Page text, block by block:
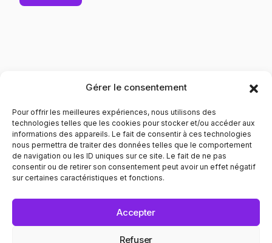
Gérer le consentement
Pour offrir les meilleures expériences, nous utilisons des
technologies telles que les cookies pour stocker et/ou accéder aux
informations des appareils. Le fait de consentir à ces technologies
nous permettra de traiter des données telles que le comportement
de navigation ou les ID uniques sur ce site. Le fait de ne pas
consentir ou de retirer son consentement peut avoir un effet négatif
sur certaines caractéristiques et fonctions.
Accepter
Refuser
Contribuer à l'évolution des mentalités pour le respect
envers les personnes LGBTQIA+. Informer et prévenir dans
POLITIQUE DE CONFIDENTIALITÉ
© 2025 Recap. All Rights Reserved.